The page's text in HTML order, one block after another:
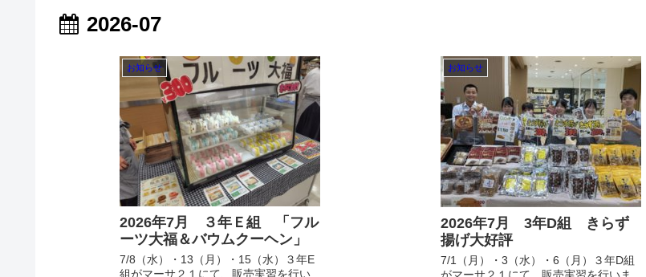
2026-07
お知らせ
2026年7月 ３年Ｅ組 「フル
ーツ大福＆バウムクーヘン」
7/8（水）・13（月）・15（水）３年E
組がマーサ２１にて、販売実習を行い
お知らせ
2026年7月 3年D組 きらず
揚げ大好評
7/1（月）・3（水）・6（月）３年D組